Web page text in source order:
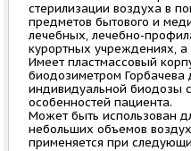
стерилизации воздуха в
предметов бытового и
лечебных, лечебно-
курортных учреждениях,
Имеет пластмассовый
биодозиметром Горбачева
индивидуальной биодозы
особенностей пациента.
Может быть использован
небольших объемов
применяется при